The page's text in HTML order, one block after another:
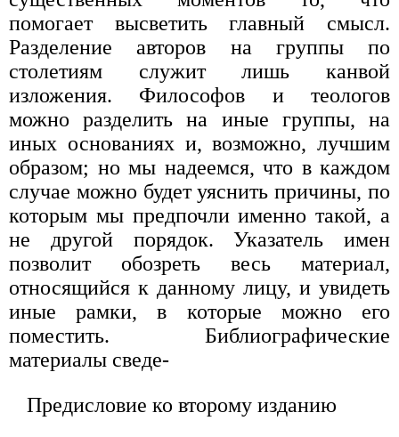
помогает высветить главный смысл.
Разделение авторов на группы по
столетиям служит лишь канвой
изложения. Философов и теологов
можно разделить на иные группы, на
иных основаниях и, возможно, лучшим
образом; но мы надеемся, что в каждом
случае можно будет уяснить причины, по
которым мы предпочли именно такой, а
не другой порядок. Указатель имен
позволит обозреть весь материал,
относящийся к данному лицу, и увидеть
иные рамки, в которые можно его
поместить. Библиографические
материалы сведе-
Предисловие ко второму изданию